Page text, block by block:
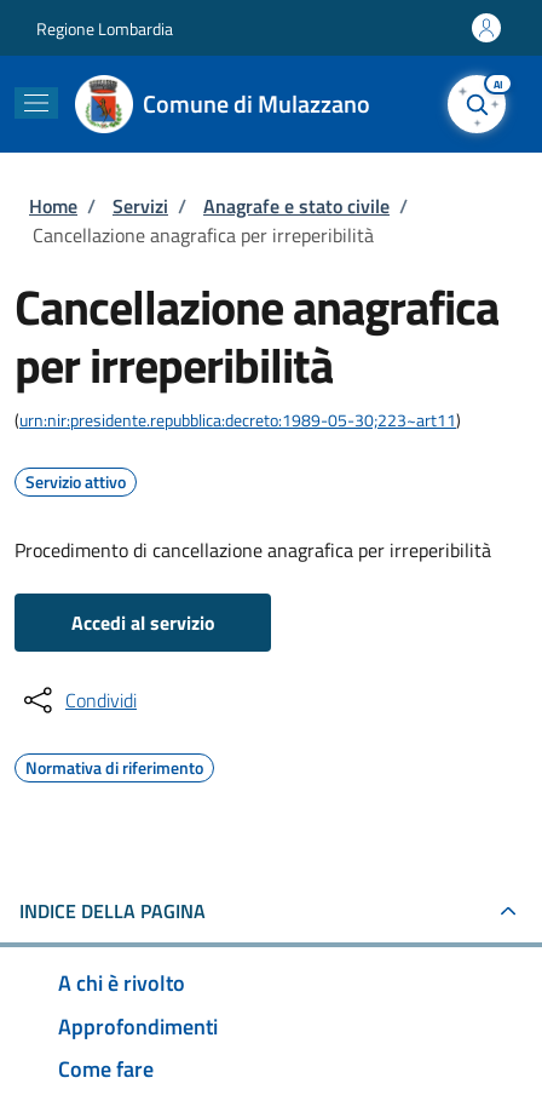
Regione Lombardia
Comune di Mulazzano
AI
Briciole di pane
Home / Servizi / Anagrafe e stato civile /
Cancellazione anagrafica per irreperibilità
Cancellazione anagrafica
per irreperibilità
(urn:nir:presidente.repubblica:decreto:1989-05-30;223~art11)
Servizio attivo
Procedimento di cancellazione anagrafica per irreperibilità
Accedi al servizio
Condividi
Normativa di riferimento
INDICE DELLA PAGINA
A chi è rivolto
Approfondimenti
Come fare